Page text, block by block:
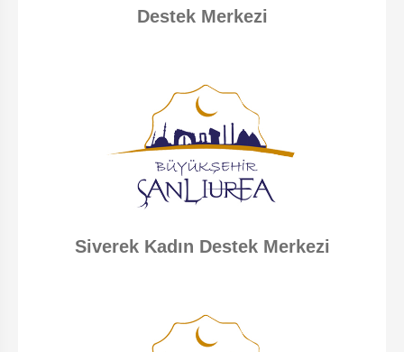
Destek Merkezi
Siverek Kadın Destek Merkezi